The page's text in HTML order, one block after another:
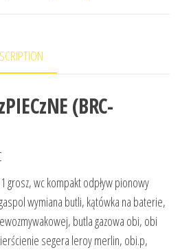
(BRC-
grosz, wc kompakt odpływ pionowy
wymiana butli, kątówka na baterie,
butla gazowa obi, obi
segera leroy merlin, obi.p,